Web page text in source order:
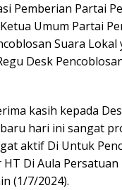
Pemberian Partai
Umum Partai
Suara
Desk
kasih kepada
hari ini sangat
aktif Di Untuk
Di Aula
(1/7/2024).